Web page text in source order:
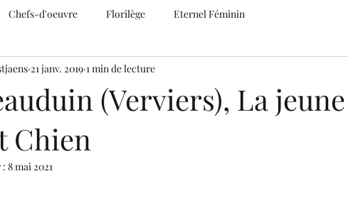
Chefs-d'oeuvre Florilège Eternel Féminin
(Verviers), La
Chien
21 janv. 2019 1 min de lecture
: 8 mai 2021